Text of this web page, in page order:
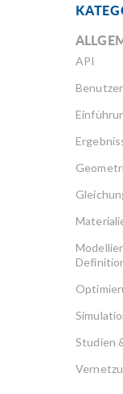
API
Studien